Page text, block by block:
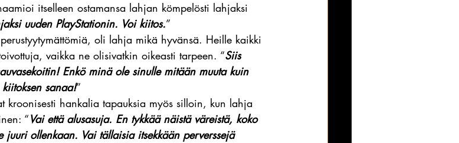
itselleen ostamansa lahjan kömpelösti lahjaksi
uuden PlayStationin. Voi kiitos.”
oli lahja mikä hyvänsä. Heille kaikki
vaikka ne olisivatkin oikeasti tarpeen. “Siis
Enkö minä ole sinulle mitään muuta kuin
sanaa!”
kroonisesti hankalia tapauksia myös silloin, kun lahja
“Vai että alusasuja. En tykkää näistä väreistä, koko
ollenkaan. Vai tällaisia itsekkään perverssejä